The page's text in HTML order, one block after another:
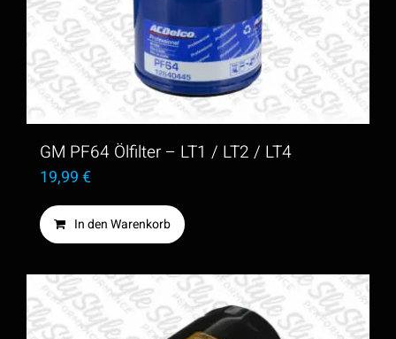
GM PF64 Ölfilter – LT1 / LT2 / LT4
19,99€
In den Warenkorb